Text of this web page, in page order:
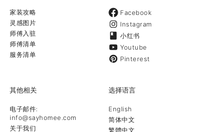
家装攻略
灵感图片
师傅入驻
师傅清单
服务清单
Facebook
Instagram
小红书
Youtube
Pinterest
其他相关
电子邮件:
info@sayhomee.com
关于我们
选择语言
English
简体中文
繁體中文